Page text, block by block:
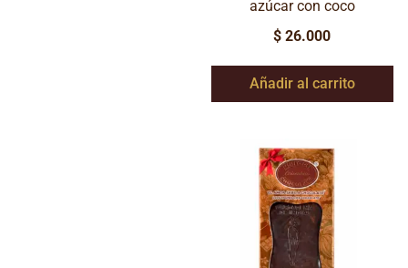
azúcar con coco
$ 26.000
Añadir al carrito